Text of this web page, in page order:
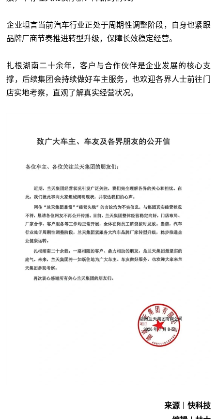
企业坦言当前汽车行业正处于周期性调整阶段，自身也紧跟
品牌厂商节奏推进转型升级，保障长效稳定经营。
扎根湖南二十余年，客户与合作伙伴是企业发展的核心支
撑，后续集团会持续做好车主服务，也欢迎各界人士前往门
店实地考察，直观了解真实经营状况。
来源︱快科技